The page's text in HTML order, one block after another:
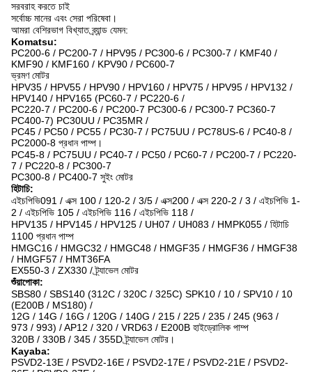
সরবরাহ করতে চাই
সর্বোচ্চ মানের এবং সেরা পরিষেবা।
আমরা বেশিরভাগ বিখ্যাত ব্র্যান্ড যেমন:
Komatsu:
PC200-6 / PC200-7 / HPV95 / PC300-6 / PC300-7 / KMF40 /
KMF90 / KMF160 / KPV90 / PC600-7
ভ্রমণ মোটর
HPV35 / HPV55 / HPV90 / HPV160 / HPV75 / HPV95 / HPV132 /
HPV140 / HPV165 (PC60-7 / PC220-6 /
PC220-7 / PC200-6 / PC200-7 PC300-6 / PC300-7 PC360-7
PC400-7) PC30UU / PC35MR /
PC45 / PC50 / PC55 / PC30-7 / PC75UU / PC78US-6 / PC40-8 /
PC2000-8 প্রধান পাম্প।
PC45-8 / PC75UU / PC40-7 / PC50 / PC60-7 / PC200-7 / PC220-
7 / PC220-8 / PC300-7
PC300-8 / PC400-7 সুইং মোটর
হিটাচি:
এইচপিভি091 / এক্স 100 / 120-2 / 3/5 / এক্স200 / এক্স 220-2 / 3 / এইচপিভি 1-
2 / এইচপিভি 105 / এইচপিভি 116 / এইচপিভি 118 /
HPV135 / HPV145 / HPV125 / UH07 / UH083 / HMPK055 / হিটাচি
1100 প্রধান পাম্প
HMGC16 / HMGC32 / HMGC48 / HMGF35 / HMGF36 / HMGF38
/ HMGF57 / HMT36FA
EX550-3 / ZX330 / ট্র্যাভেল মোটর
শুঁয়াপোকা:
SBS80 / SBS140 (312C / 320C / 325C) SPK10 / 10 / SPV10 / 10
(E200B / MS180) /
12G / 14G / 16G / 120G / 140G / 215 / 225 / 235 / 245 (963 /
973 / 993) / AP12 / 320 / VRD63 / E200B হাইড্রোলিক পাম্প
320B / 330B / 345 / 355D ট্র্যাভেল মোটর।
Kayaba:
PSVD2-13E / PSVD2-16E / PSVD2-17E / PSVD2-21E / PSVD2-